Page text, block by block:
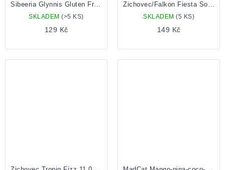
SKLADEM(>5 KS)
129 Kč
SKLADEM (5 KS)
149 Kč